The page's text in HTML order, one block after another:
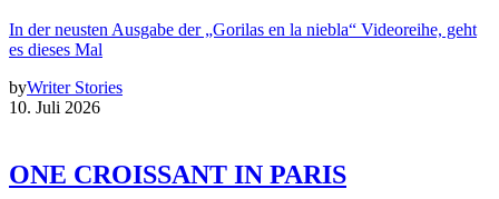
In der neusten Ausgabe der „Gorilas en la niebla“ Videoreihe, geht
es dieses Mal
byWriter Stories
10. Juli 2026
ONE CROISSANT IN PARIS